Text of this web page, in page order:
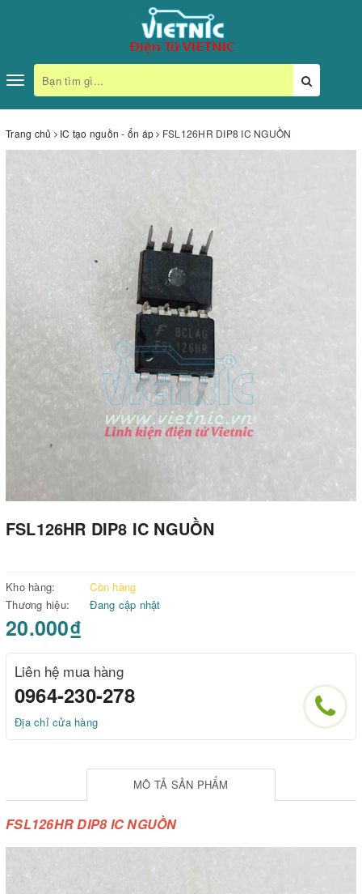
Toggle
navigation
Trang chủ IC tạo nguồn - ổn áp FSL126HR DIP8 IC NGUỒN
FSL126HR DIP8 IC NGUỒN
Kho hàng:
Còn hàng
Thương hiệu:
Đang cập nhật
20.000₫
Liên hệ mua hàng
0964-230-278
Địa chỉ cửa hàng
MÔ TẢ SẢN PHẨM
FSL126HR DIP8 IC NGUỒN